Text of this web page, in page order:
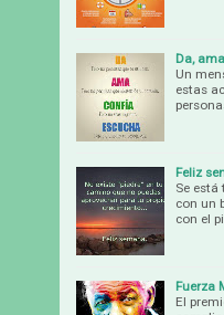
Da,
Un
estas
Feliz
Se
con un
con el
Fuerza
El